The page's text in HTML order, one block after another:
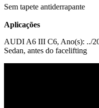
Sem tapete antiderrapante
Aplicações
AUDI A6 III C6, Ano(s): ../
Sedan, antes do facelifting